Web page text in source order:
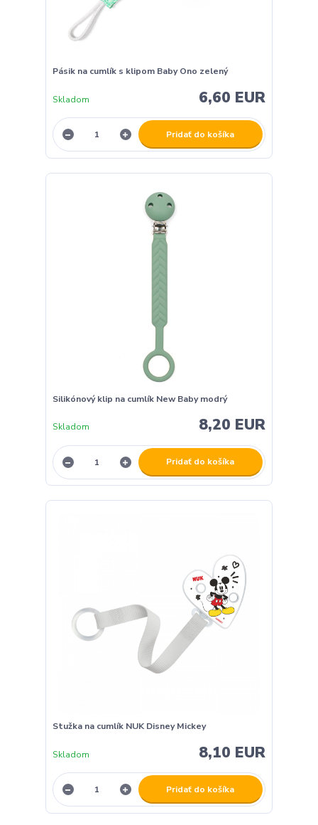
Pásik na cumlík s klipom Baby Ono zelený
6,60 EUR
Skladom
Pridať do košíka
Silikónový klip na cumlík New Baby modrý
8,20 EUR
Skladom
Pridať do košíka
Stužka na cumlík NUK Disney Mickey
8,10 EUR
Skladom
Pridať do košíka